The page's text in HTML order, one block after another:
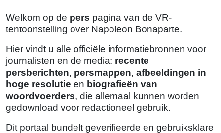
Welkom op de pers pagina van de VR-
tentoonstelling over Napoleon Bonaparte.
Hier vindt u alle officiële informatiebronnen voor
journalisten en de media: recente
persberichten, persmappen, afbeeldingen in
hoge resolutie en biografieën van
woordvoerders, die allemaal kunnen worden
gedownload voor redactioneel gebruik.
Dit portaal bundelt geverifieerde en gebruiksklare